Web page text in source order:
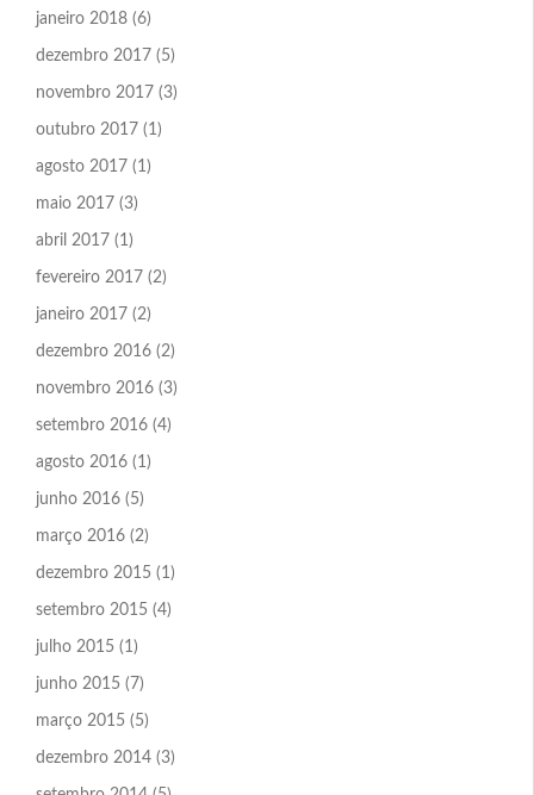
janeiro 2018 (6)
dezembro 2017 (5)
novembro 2017 (3)
outubro 2017 (1)
agosto 2017 (1)
maio 2017 (3)
abril 2017 (1)
fevereiro 2017 (2)
janeiro 2017 (2)
dezembro 2016 (2)
novembro 2016 (3)
setembro 2016 (4)
agosto 2016 (1)
junho 2016 (5)
março 2016 (2)
dezembro 2015 (1)
setembro 2015 (4)
julho 2015 (1)
junho 2015 (7)
março 2015 (5)
dezembro 2014 (3)